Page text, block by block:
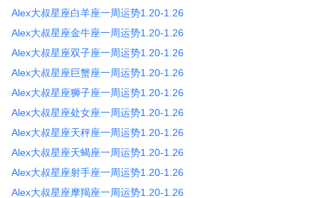
Alex大叔星座白羊座一周运势1.20-1.26
Alex大叔星座金牛座一周运势1.20-1.26
Alex大叔星座双子座一周运势1.20-1.26
Alex大叔星座巨蟹座一周运势1.20-1.26
Alex大叔星座狮子座一周运势1.20-1.26
Alex大叔星座处女座一周运势1.20-1.26
Alex大叔星座天秤座一周运势1.20-1.26
Alex大叔星座天蝎座一周运势1.20-1.26
Alex大叔星座射手座一周运势1.20-1.26
Alex大叔星座摩羯座一周运势1.20-1.26